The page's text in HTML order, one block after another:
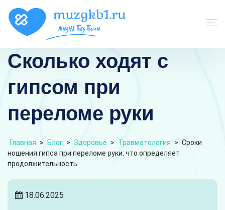
Сколько ходят с
гипсом при
переломе руки
Главная > Блог > Здоровье > Травматология > Сроки
ношения гипса при переломе руки: что определяет
продолжительность
18.06.2025